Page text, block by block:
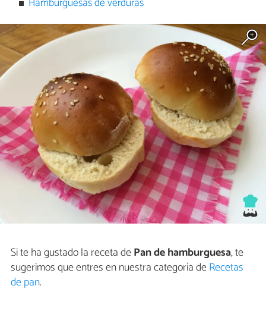
Si te ha gustado la receta dePan de hamburguesa, te
sugerimos que entres en nuestra categoría deRecetas
de pan.